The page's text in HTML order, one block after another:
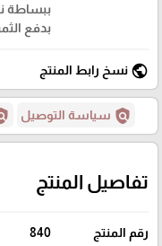
ببساطة
بدفع
public نسخ رابط المنتج
policy سياسة التوصيل
تفاصيل المنتج
رقم المنتج 840